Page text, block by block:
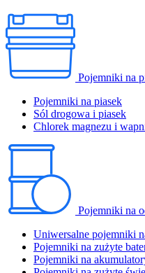
Pojemniki na
Pojemniki na piasek
Sól drogowa i piasek
Chlorek magnezu i
Pojemniki na
Uniwersalne pojemniki
Pojemniki na zużyte
Pojemniki na